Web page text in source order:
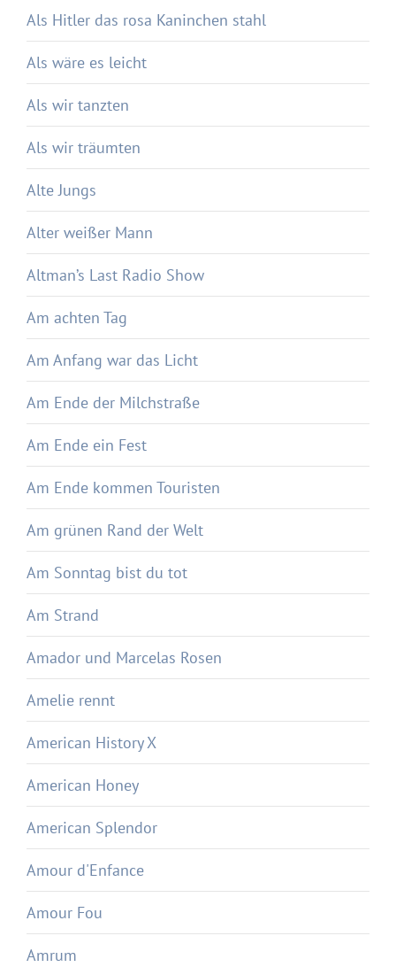
Als Hitler das rosa Kaninchen stahl
Als wäre es leicht
Als wir tanzten
Als wir träumten
Alte Jungs
Alter weißer Mann
Altman’s Last Radio Show
Am achten Tag
Am Anfang war das Licht
Am Ende der Milchstraße
Am Ende ein Fest
Am Ende kommen Touristen
Am grünen Rand der Welt
Am Sonntag bist du tot
Am Strand
Amador und Marcelas Rosen
Amelie rennt
American History X
American Honey
American Splendor
Amour d'Enfance
Amour Fou
Amrum